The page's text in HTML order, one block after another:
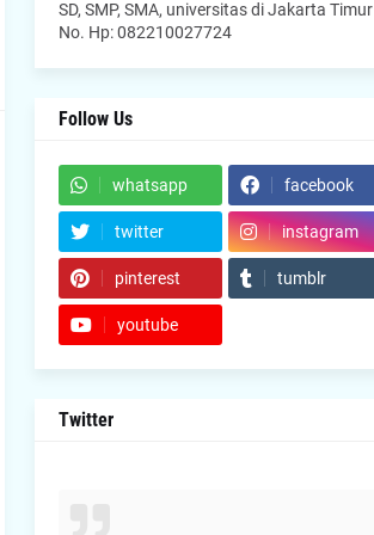
SD, SMP, SMA, universitas di Jakarta Timur
No. Hp: 082210027724
Follow Us
whatsapp facebook
twitter instagram
pinterest tumblr
youtube
Twitter